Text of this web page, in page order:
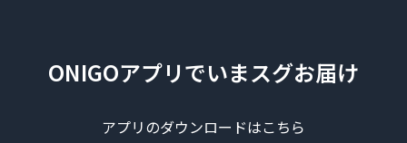
ONIGOアプリでいまスグお届け
アプリのダウンロードはこちら